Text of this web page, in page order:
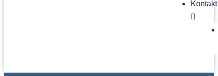
Kontakt